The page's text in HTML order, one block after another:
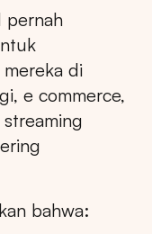
pernah
di
e commerce,
bahwa: